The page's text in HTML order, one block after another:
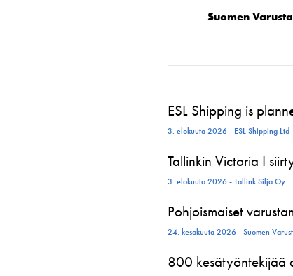
Suomen
ESL Shipping is
3. elokuuta 2026 - ESL Shipping Ltd
Tallinkin Victoria I
3. elokuuta 2026 - Tallink Silja Oy
Pohjoismaiset
24. kesäkuuta 2026 - Suomen
800 kesätyöntekijää